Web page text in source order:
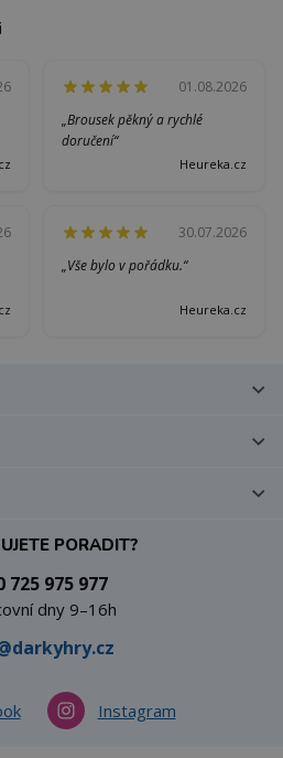
01.08.2026
„Brousek pěkný a rychlé
doručení“
Heureka.cz
30.07.2026
„Vše bylo v pořádku.“
Heureka.cz
PORADIT?
725 975 977
dny 9–16h
Instagram